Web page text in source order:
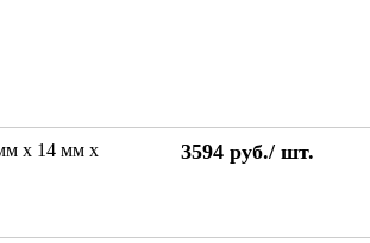
х 14 мм х
3594 руб./ шт.